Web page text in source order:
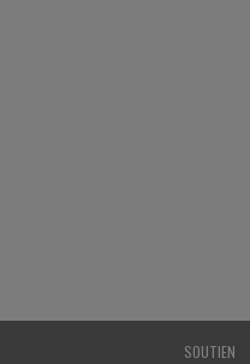
SOUTIEN